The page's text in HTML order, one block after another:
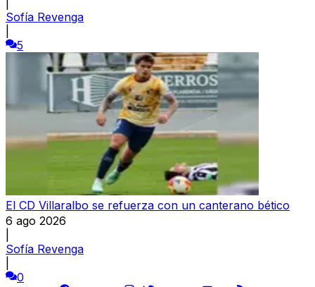
Sofía Revenga
5
El CD Villaralbo se refuerza con un canterano bético
6 ago 2026
Sofía Revenga
0